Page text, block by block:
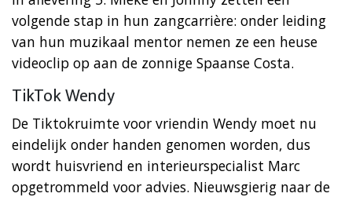
volgende stap in hun zangcarrière: onder leiding
van hun muzikaal mentor nemen ze een heuse
videoclip op aan de zonnige Spaanse Costa.
TikTok Wendy
De Tiktokruimte voor vriendin Wendy moet nu
eindelijk onder handen genomen worden, dus
wordt huisvriend en interieurspecialist Marc
opgetrommeld voor advies. Nieuwsgierig naar de